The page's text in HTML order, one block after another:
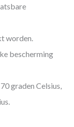
worden.
bescherming
graden Celsius,